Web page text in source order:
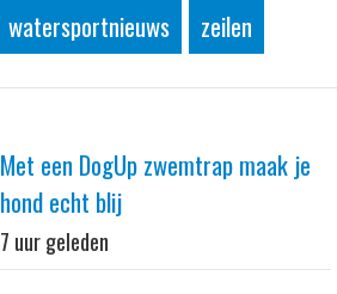
watersportnieuws zeilen
Met een DogUp zwemtrap maak je
hond echt blij
7 uur geleden